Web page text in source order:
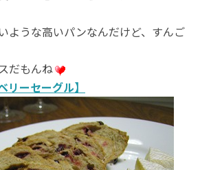
ような高いパンなんだけど、すんご
だもんね
ーセーグル】